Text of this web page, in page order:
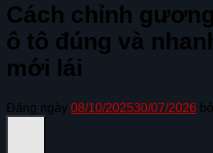
Cách chỉnh
ô tô đúng và
mới lái
Đăng ngày 08/10/202530/07/2026